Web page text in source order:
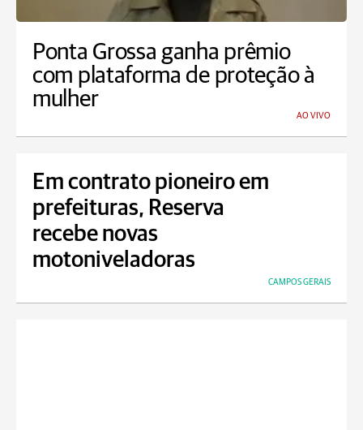
Ponta Grossa ganha prêmio
com plataforma de proteção à
mulher
AO VIVO
Em contrato pioneiro em
prefeituras, Reserva
recebe novas
motoniveladoras
CAMPOS GERAIS